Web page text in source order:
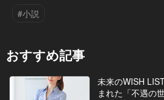
#小説
おすすめ記事
未来のWISH
まれた「不遇の